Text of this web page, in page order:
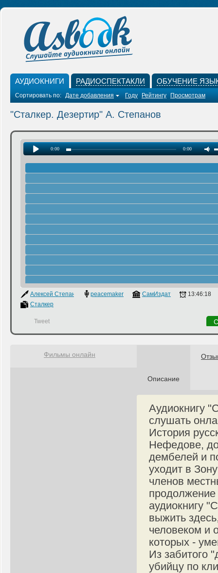
АУДИОКНИГИ РАДИОСПЕКТАКЛИ ОБУЧЕНИЕ
Сортировать по: Дате добавления Году Рейтингу Просмотрам
"Сталкер. Дезертир" А. Степанов
0:00 0:00
Алексей Степанов peacemaker СамИздат
13:46:18
Сталкер
Tweet
Описание
Аудиокнигу
слушать
История
Нефедове,
дембелей и
уходит в
членов
аудиокнигу
выжить
человеком и
которых -
Из забитого
убийцу по
Фильмы онлайн